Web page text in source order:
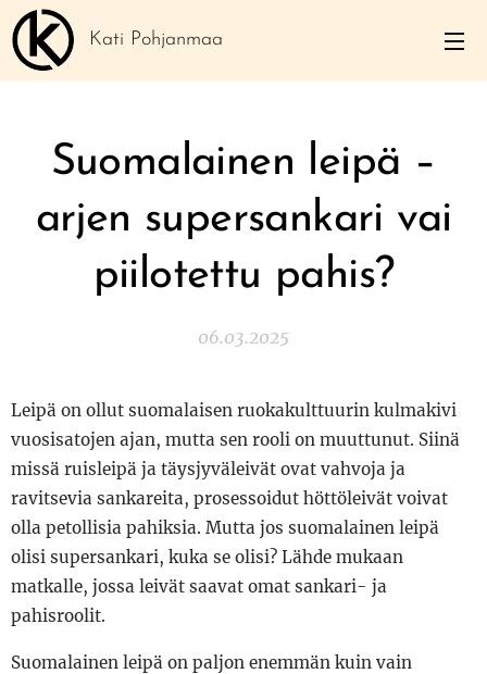
Kati Pohjanmaa
Suomalainen leipä –
arjen supersankari vai
piilotettu pahis?
06.03.2025
Leipä on ollut suomalaisen ruokakulttuurin kulmakivi
vuosisatojen ajan, mutta sen rooli on muuttunut. Siinä
missä ruisleipä ja täysjyväleivät ovat vahvoja ja
ravitsevia sankareita, prosessoidut höttöleivät voivat
olla petollisia pahiksia. Mutta jos suomalainen leipä
olisi supersankari, kuka se olisi? Lähde mukaan
matkalle, jossa leivät saavat omat sankari- ja
pahisroolit.
Suomalainen leipä on paljon enemmän kuin vain